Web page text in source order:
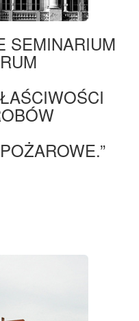
SEMINARIUM